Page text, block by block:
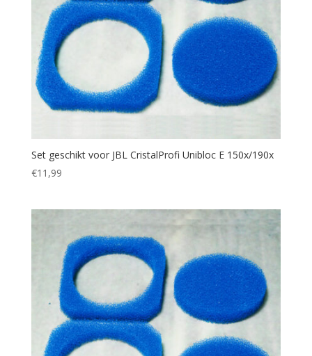
Set geschikt voor JBL CristalProfi Unibloc E 150x/190x
€11,99